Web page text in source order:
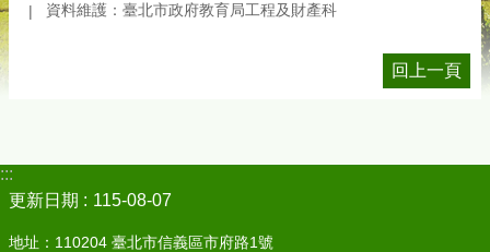
資料維護：臺北市政府教育局工程及財產科
回上一頁
:::
更新日期
115-08-07
地址：110204 臺北市信義區市府路1號